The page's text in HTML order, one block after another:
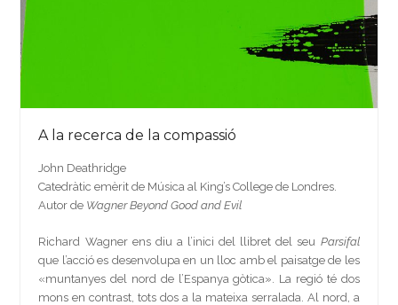
A la recerca de la compassió
John Deathridge
Catedràtic emèrit de Música al King’s College de Londres.
Autor de Wagner Beyond Good and Evil
Richard Wagner ens diu a l’inici del llibret del seu Parsifal
que l’acció es desenvolupa en un lloc amb el paisatge de les
«muntanyes del nord de l’Espanya gòtica». La regió té dos
mons en contrast, tots dos a la mateixa serralada. Al nord, a